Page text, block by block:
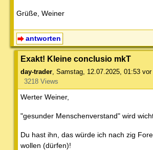
Grüße, Weiner
antworten
Exakt! Kleine conclusio mkT
day-trader Samstag, 12.07.2025, 01:53 vor
3218 Views
Werter Weiner,
"gesunder Menschenverstand" wird
Du hast ihn, das würde ich nach zig
wollen (dürfen)!